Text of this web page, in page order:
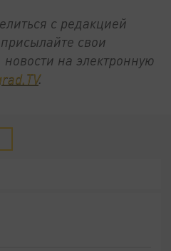
с редакцией
свои
на электронную
.